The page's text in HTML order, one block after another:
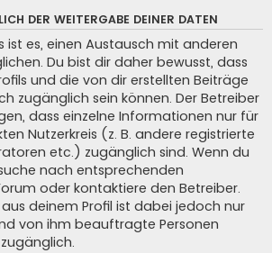
DER WEITERGABE DEINER DATEN
ist es, einen Austausch mit anderen
Du bist dir daher bewusst, dass
und die von dir erstellten Beiträge
zugänglich sein können. Der Betreiber
dass einzelne Informationen nur für
Nutzerkreis (z. B. andere registrierte
etc.) zugänglich sind. Wenn du
nach entsprechenden
oder kontaktiere den Betreiber.
deinem Profil ist dabei jedoch nur
von ihm beauftragte Personen